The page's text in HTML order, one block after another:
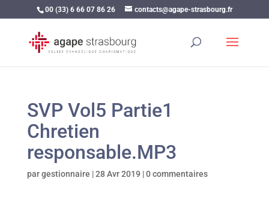
00 (33) 6 66 07 86 26 contacts@agape-strasbourg.fr
SVP Vol5 Partie1
Chretien
responsable.MP3
pargestionnaire |28 Avr 2019 |0 commentaires